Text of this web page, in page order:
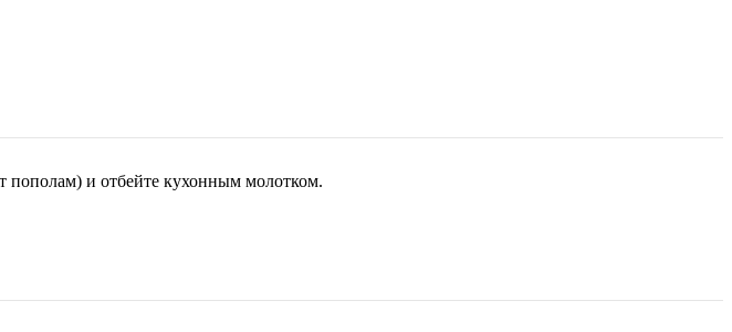
пополам) и отбейте кухонным молотком.